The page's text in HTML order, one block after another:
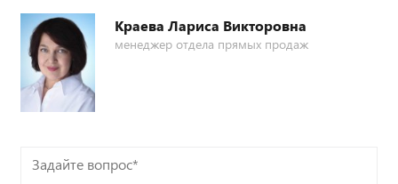
Краева Лариса Викторовна
менеджер отдела прямых продаж
Задайте